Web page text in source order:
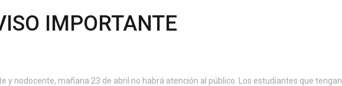
IMPORTANTE
y nodocente, mañana 23 de abril no habrá atención al público. Los estudiantes que tengan